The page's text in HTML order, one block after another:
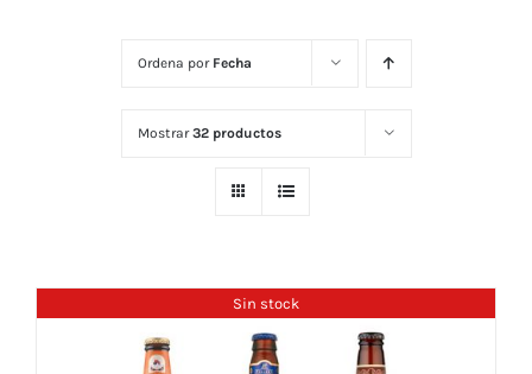
Ordena por Fecha
Mostrar32 productos
Sin stock